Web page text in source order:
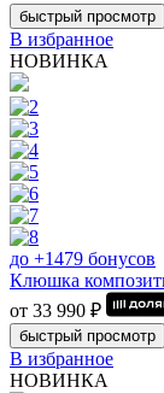
быстрый просмотр
В избранное
НОВИНКА
до +1479 бонусов
Клюшка
от 33 990 ₽
быстрый просмотр
В избранное
НОВИНКА